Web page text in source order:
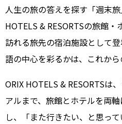
人生の旅の答えを探す「週末
HOTELS & RESORTSの旅館
訪れる旅先の宿泊施設として
語の中心を彩るかは、これから
ORIX HOTELS & RESORTSは
アルまで、旅館とホテルを両
し、「また行きたい、と思っ